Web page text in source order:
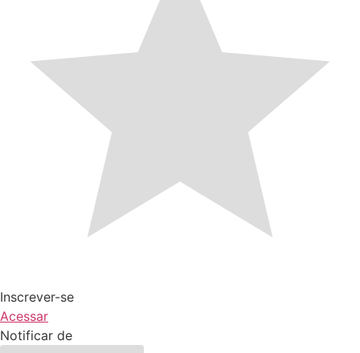
Inscrever-se
Acessar
Notificar de